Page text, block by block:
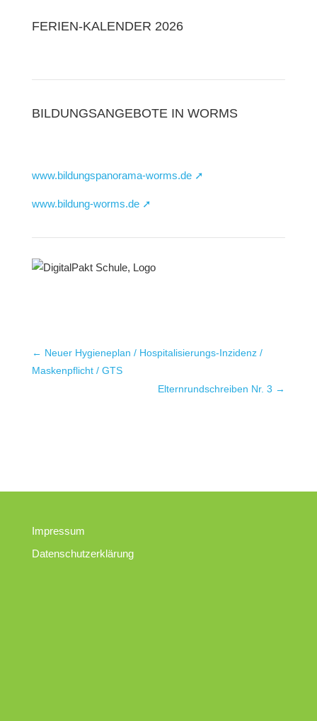
FERIEN-KALENDER 2026
BILDUNGSANGEBOTE IN WORMS
www.bildungspanorama-worms.de ➚
www.bildung-worms.de ➚
← Neuer Hygieneplan / Hospitalisierungs-Inzidenz /
Maskenpflicht / GTS
Elternrundschreiben Nr. 3 →
Impressum
Datenschutzerklärung